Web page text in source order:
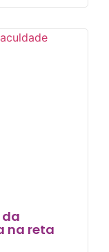
da
na reta